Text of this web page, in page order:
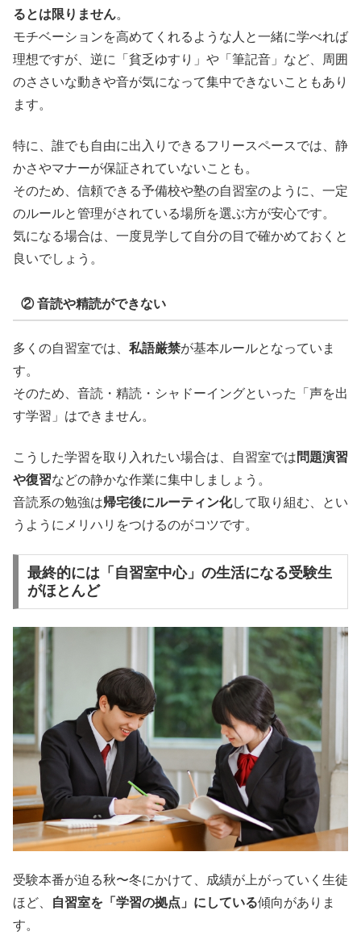
るとは限りません。
モチベーションを高めてくれるような人と一緒に学べれば
理想ですが、逆に「貧乏ゆすり」や「筆記音」など、周囲
のささいな動きや音が気になって集中できないこともあり
ます。
特に、誰でも自由に出入りできるフリースペースでは、静
かさやマナーが保証されていないことも。
そのため、信頼できる予備校や塾の自習室のように、一定
のルールと管理がされている場所を選ぶ方が安心です。
気になる場合は、一度見学して自分の目で確かめておくと
良いでしょう。
② 音読や精読ができない
多くの自習室では、 私語厳禁が基本ルールとなっていま
す。
そのため、音読・精読・シャドーイングといった「声を出
す学習」はできません。
こうした学習を取り入れたい場合は、自習室では問題演習
や復習などの静かな作業に集中しましょう。
音読系の勉強は帰宅後にルーティン化して取り組む、とい
うようにメリハリをつけるのがコツです。
最終的には「自習室中心」の生活になる受験生
がほとんど
受験本番が迫る秋〜冬にかけて、成績が上がっていく生徒
ほど、
自習室を「学習の拠点」にしている傾向がありま
す。